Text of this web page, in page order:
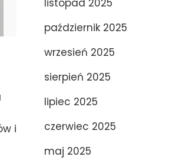
i
listopad 2025
październik 2025
wrzesień 2025
sierpień 2025
lipiec 2025
czerwiec 2025
maj 2025